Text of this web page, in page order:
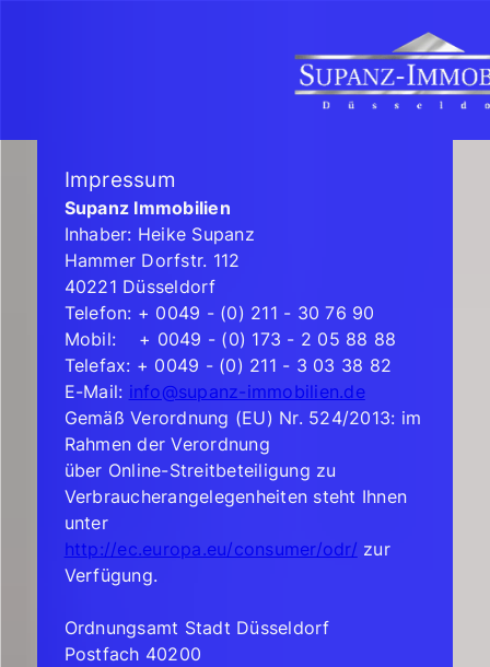
Impressum
Supanz Immobilien
Inhaber: Heike Supanz
Hammer Dorfstr. 112
40221 Düsseldorf
Telefon: + 0049 - (0) 211 - 30 76 90
Mobil: + 0049 - (0) 173 - 2 05 88 88
Telefax: + 0049 - (0) 211 - 3 03 38 82
E-Mail: info@supanz-immobilien.de
Gemäß Verordnung (EU) Nr. 524/2013: im
Rahmen der Verordnung
über Online-Streitbeteiligung zu
Verbraucherangelegenheiten steht Ihnen
unter
http://ec.europa.eu/consumer/odr/ zur
Verfügung.
Ordnungsamt Stadt Düsseldorf
Postfach 40200